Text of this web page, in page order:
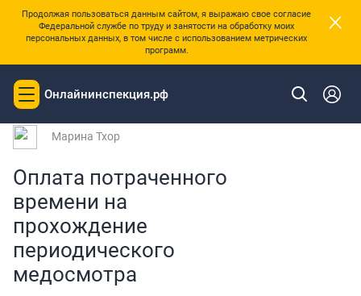
Продолжая пользоваться данным сайтом, я выражаю свое согласие
Федеральной службе по труду и занятости на обработку моих
персональных данных, в том числе с использованием метрических
программ.
×
Toggle
navigation
Онлайнинспекция.рф
Главная
Марина Тхор
Оплата потраченного
времени на
прохождение
периодического
медосмотра